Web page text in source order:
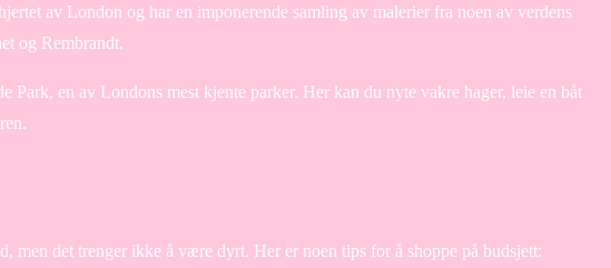
av London og har en imponerende samling av malerier fra noen av verdens
og Rembrandt.
Park, en av Londons mest kjente parker. Her kan du nyte vakre hager, leie en båt
men det trenger ikke å være dyrt. Her er noen tips for å shoppe på budsjett: